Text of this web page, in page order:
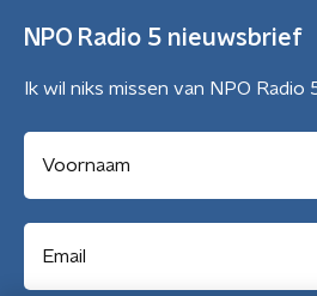
NPO Radio 5 nieuwsbrief
Ik wil niks missen van NPO Radio